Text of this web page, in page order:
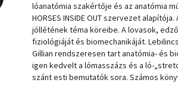
lóanatómia szakértője és az anatómia
HORSES INSIDE OUT szervezet
jóllétének téma köreibe. A lovasok,
fiziológiáját és biomechanikáját.
Gillian rendszeresen tart anatómia- és
igen kedvelt a lómasszázs és a ló-
szánt esti bemutatók sora. Számos